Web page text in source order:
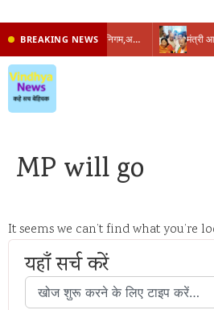
BREAKING NEWS प्रभारी मंत्री के निशाने पर नगर निगम,अफसरों को 10 दिन का अल्टीमेटम,नहीं होगी कार्रवाई, महापौर-आयुक्त के बीच सौहार्दहीनता पर मंत्री ने उठाए सवाल
MP will go
It seems we can’t find what you’re
यहाँ सर्च करें